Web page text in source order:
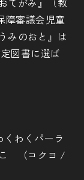
障審議会児童
みのおと』は
図書に選ば
わくパーラ
（コクヨ /